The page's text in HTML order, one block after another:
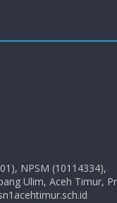
NPSM (10114334),
Ulim, Aceh Timur,